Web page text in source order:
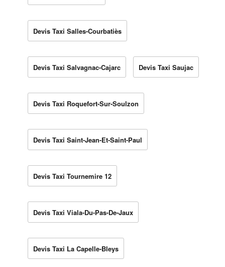
Devis Taxi Salles-Courbatiès
Devis Taxi Salvagnac-Cajarc Devis Taxi Saujac
Devis Taxi Roquefort-Sur-Soulzon
Devis Taxi Saint-Jean-Et-Saint-Paul
Devis Taxi Tournemire 12
Devis Taxi Viala-Du-Pas-De-Jaux
Devis Taxi La Capelle-Bleys